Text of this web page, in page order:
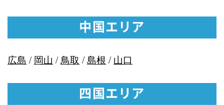
中国エリア
広島 /岡山 /鳥取 /島根 /山口
四国エリア